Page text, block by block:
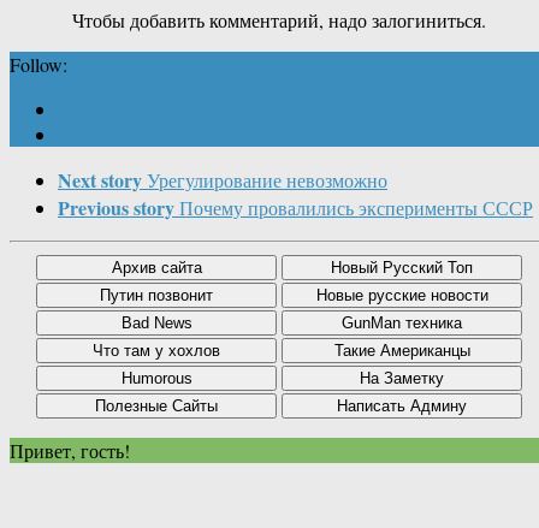
Чтобы добавить комментарий, надо залогиниться.
Follow:
Next storyУрегулирование невозможно
Previous storyПочему провалились эксперименты СССР
Привет, гость!